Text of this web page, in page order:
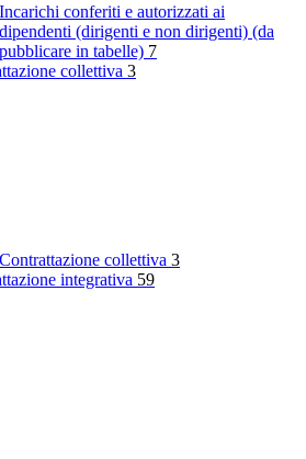
Incarichi conferiti e autorizzati ai
dipendenti (dirigenti e non dirigenti) (da
pubblicare in tabelle) 7
collettiva 3
Contrattazione collettiva 3
integrativa 59